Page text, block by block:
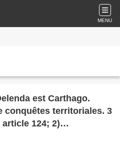
MENU
est Carthago.
territoriales. 3
124; 2)
de J-C Piot sur ''la
3) epge.fr pour